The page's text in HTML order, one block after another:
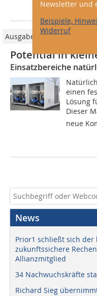
Newsletter und
Beispiele,
Widerruf
Ausgabe 03/2013
Potential in
Einsatzbereiche
einen
Lösung
Dieser
neue
News
Prior1 schließt sich
zukunftssichere
Allianzmitglied
34 Nachwuchskräfte
Richard Sieg